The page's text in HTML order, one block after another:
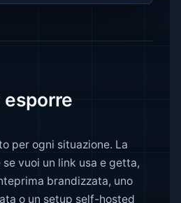
per ogni situazione. La
vuoi un link usa e getta,
brandizzata, uno
o un setup self-hosted